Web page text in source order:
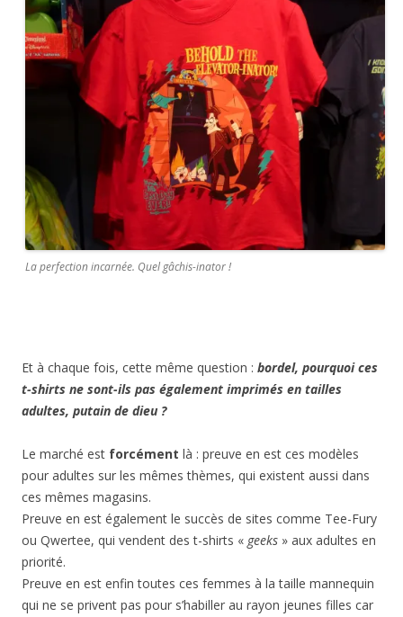
La perfection incarnée. Quel gâchis-inator !
Et à chaque fois, cette même question : bordel, pourquoi ces
t-shirts ne sont-ils pas également imprimés en tailles
adultes, putain de dieu ?
Le marché est forcément là : preuve en est ces modèles
pour adultes sur les mêmes thèmes, qui existent aussi dans
ces mêmes magasins.
Preuve en est également le succès de sites comme Tee-Fury
ou Qwertee, qui vendent des t-shirts « geeks » aux adultes en
priorité.
Preuve en est enfin toutes ces femmes à la taille mannequin
qui ne se privent pas pour s’habiller au rayon jeunes filles car